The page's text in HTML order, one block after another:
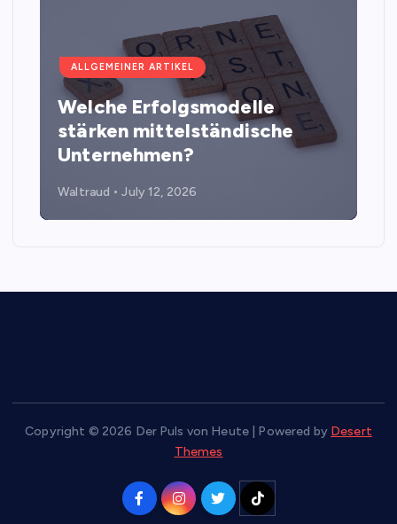
ALLGEMEINER ARTIKEL
Welche Erfolgsmodelle
stärken mittelständische
Unternehmen?
Waltraud July 12, 2026
Copyright © 2026 Der Puls von Heute | Powered by Desert
Themes